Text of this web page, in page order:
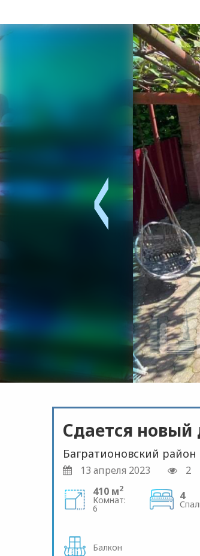
Сдается новый
Багратионовский район
13 апреля 2023 2
410 м2
Комнат:
6
4
Балкон